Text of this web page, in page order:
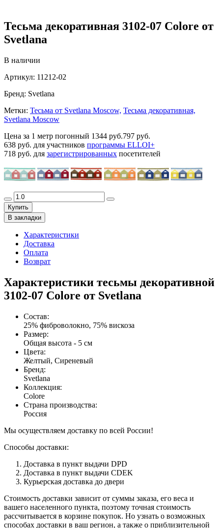
Тесьма декоративная 3102-07 Colore от
Svetlana
В наличии
Артикул: 11212-02
Бренд: Svetlana
Метки: Тесьма от Svetlana Moscow, Тесьма декоративная,
Svetlana Moscow
Цена за 1 метр погонный 1344 руб.797 руб.
638 руб. для участников программы ELLOI+
718 руб. для зарегистрированных посетителей
Купить
В закладки
Характеристики
Доставка
Оплата
Возврат
Характеристики тесьмы декоративной
3102-07 Colore от Svetlana
Состав:
25% фиброволокно, 75% вискоза
Размер:
Общая высота - 5 см
Цвета:
Желтый, Сиреневый
Бренд:
Svetlana
Коллекция:
Colore
Страна производства:
Россия
Мы осуществляем доставку по всей России!
Способы доставки:
Доставка в пункт выдачи DPD
Доставка в пункт выдачи CDEK
Курьерская доставка до двери
Стоимость доставки зависит от суммы заказа, его веса и
вашего населенного пункта, поэтому точная стоимость
рассчитывается в корзине покупок. Но узнать о возможных
способах доставки в ваш регион, а также о приблизительной